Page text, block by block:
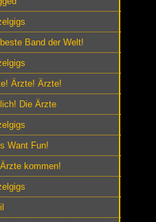
Band der Welt!
Ärzte! Ärzte!
Die Ärzte
Want Fun!
kommen!